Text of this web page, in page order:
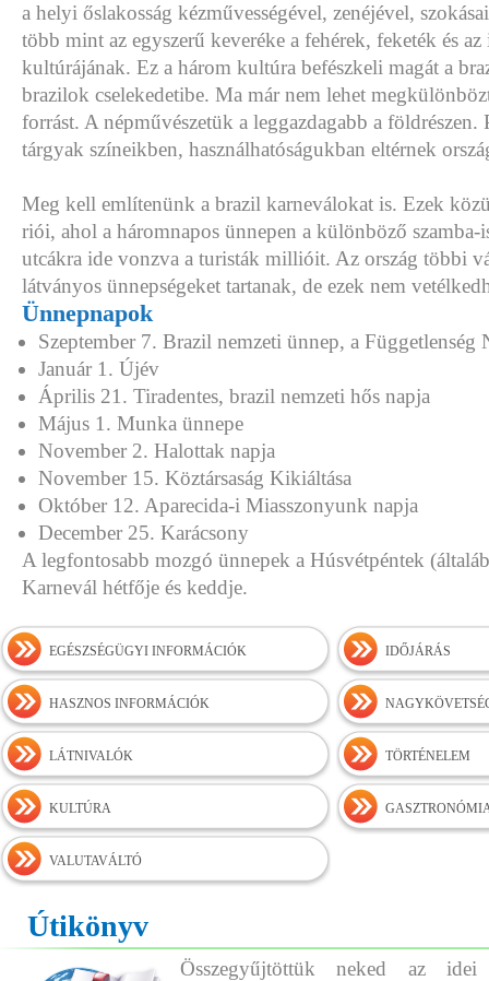
a helyi őslakosság kézművességével, zenéjével,
több mint az egyszerű keveréke a fehérek, feketék és
kultúrájának. Ez a három kultúra befészkeli magát a
brazilok cselekedetibe. Ma már nem lehet
forrást. A népművészetük a leggazdagabb a földrészen.
tárgyak színeikben, használhatóságukban eltérnek
Meg kell említenünk a brazil karneválokat is. Ezek
riói, ahol a háromnapos ünnepen a különböző
utcákra ide vonzva a turisták millióit. Az ország többi
látványos ünnepségeket tartanak, de ezek nem
Ünnepnapok
Szeptember 7. Brazil nemzeti ünnep, a Függetlenség
Január 1. Újév
Április 21. Tiradentes, brazil nemzeti hős napja
Május 1. Munka ünnepe
November 2. Halottak napja
November 15. Köztársaság Kikiáltása
Október 12. Aparecida-i Miasszonyunk napja
December 25. Karácsony
A legfontosabb mozgó ünnepek a Húsvétpéntek
Karnevál hétfője és keddje.
EGÉSZSÉGÜGYI INFORMÁCIÓK IDŐJÁRÁS
HASZNOS INFORMÁCIÓK
LÁTNIVALÓK TÖRTÉNELEM
KULTÚRA
VALUTAVÁLTÓ
Útikönyv
Összegyűjtöttük neked az idei